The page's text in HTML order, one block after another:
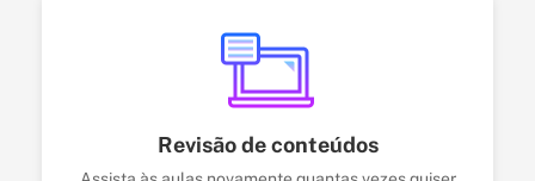
Revisão de conteúdos